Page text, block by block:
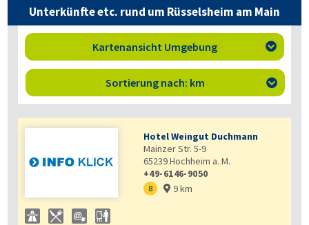
Unterkünfte etc. rund um Rüsselsheim am Main
Kartenansicht Umgebung 
Sortierung nach: km 
Hotel Weingut Duchmann
Mainzer Str. 5-9
65239Hochheim a. M.
+49-6146-9050
8  9 km